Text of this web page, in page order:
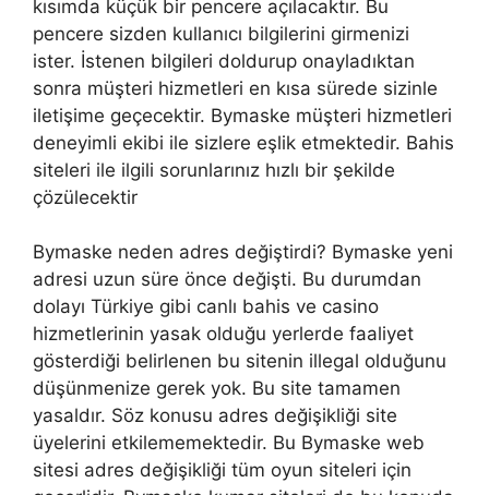
kısımda küçük bir pencere açılacaktır. Bu
pencere sizden kullanıcı bilgilerini girmenizi
ister. İstenen bilgileri doldurup onayladıktan
sonra müşteri hizmetleri en kısa sürede sizinle
iletişime geçecektir. Bymaske müşteri hizmetleri
deneyimli ekibi ile sizlere eşlik etmektedir. Bahis
siteleri ile ilgili sorunlarınız hızlı bir şekilde
çözülecektir
Bymaske neden adres değiştirdi? Bymaske yeni
adresi uzun süre önce değişti. Bu durumdan
dolayı Türkiye gibi canlı bahis ve casino
hizmetlerinin yasak olduğu yerlerde faaliyet
gösterdiği belirlenen bu sitenin illegal olduğunu
düşünmenize gerek yok. Bu site tamamen
yasaldır. Söz konusu adres değişikliği site
üyelerini etkilememektedir. Bu Bymaske web
sitesi adres değişikliği tüm oyun siteleri için